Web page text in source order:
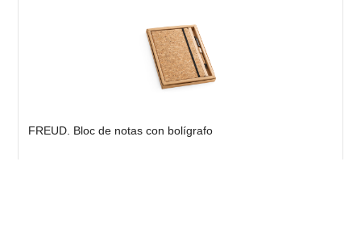
FREUD. Bloc de notas con bolígrafo